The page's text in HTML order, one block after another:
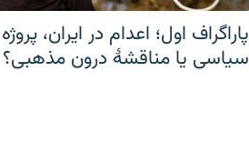
پاراگراف اول؛ اعدام در ایران، پروژه
سیاسی یا مناقشهٔ درون مذهبی؟